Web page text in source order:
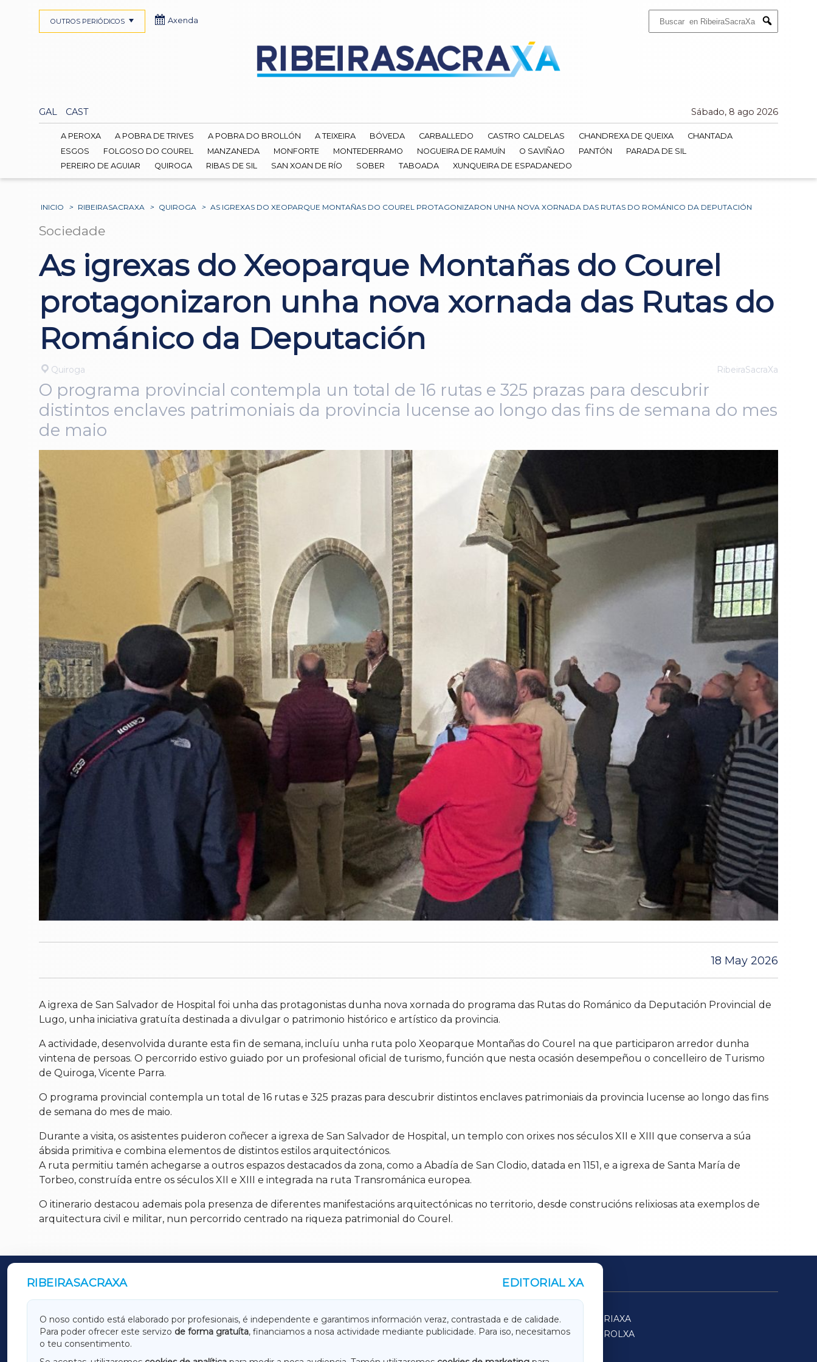
Submit
GAL CAST Sábado, 8 ago 2026
OUTROS PERIÓDICOS Axenda
A PEROXA A POBRA DE TRIVES A POBRA DO BROLLÓN A TEIXEIRA BÓVEDA CARBALLEDO CASTRO CALDELAS CHANDREXA DE QUEIXA
CHANTADA
ESGOS
FOLGOSO DO COUREL MANZANEDA MONFORTE MONTEDERRAMO NOGUEIRA DE RAMUÍN O SAVIÑAO PANTÓN
PARADA DE SIL
PEREIRO DE AGUIAR
QUIROGA RIBAS DE SIL SAN XOAN DE RÍO SOBER TABOADA XUNQUEIRA DE ESPADANEDO
INICIO > RIBEIRASACRAXA > QUIROGA > AS IGREXAS DO XEOPARQUE MONTAÑAS DO COUREL PROTAGONIZARON UNHA NOVA XORNADA DAS RUTAS DO ROMÁNICO DA DEPUTACIÓN
Sociedade
As igrexas do Xeoparque Montañas do Courel
protagonizaron unha nova xornada das Rutas do
Románico da Deputación
Quiroga RibeiraSacraXa
O programa provincial contempla un total de 16 rutas e 325 prazas para descubrir
distintos enclaves patrimoniais da provincia lucense ao longo das fins de semana do mes
de maio
18 May 2026
A igrexa de San Salvador de Hospital foi unha das protagonistas dunha nova xornada do programa das Rutas do Románico da Deputación Provincial de
Lugo, unha iniciativa gratuíta destinada a divulgar o patrimonio histórico e artístico da provincia.
A actividade, desenvolvida durante esta fin de semana, incluíu unha ruta polo Xeoparque Montañas do Courel na que participaron arredor dunha
vintena de persoas. O percorrido estivo guiado por un profesional oficial de turismo, función que nesta ocasión desempeñou o concelleiro de Turismo
de Quiroga, Vicente Parra.
O programa provincial contempla un total de 16 rutas e 325 prazas para descubrir distintos enclaves patrimoniais da provincia lucense ao longo das fins
de semana do mes de maio.
Durante a visita, os asistentes puideron coñecer a igrexa de San Salvador de Hospital, un templo con orixes nos séculos XII e XIII que conserva a súa
ábsida primitiva e combina elementos de distintos estilos arquitectónicos.
A ruta permitiu tamén achegarse a outros espazos destacados da zona, como a Abadía de San Clodio, datada en 1151, e a igrexa de Santa María de
Torbeo, construída entre os séculos XII e XIII e integrada na ruta Transrománica europea.
O itinerario destacou ademais pola presenza de diferentes manifestacións arquitectónicas no territorio, desde construcións relixiosas ata exemplos de
arquitectura civil e militar, nun percorrido centrado na riqueza patrimonial do Courel.
RIBEIRASACRAXA EDITORIAL XA
O noso contido está elaborado por profesionais, é independente e garantimos información veraz, contrastada e de calidade.
Para poder ofrecer este servizo de forma gratuíta, financiamos a nosa actividade mediante publicidade. Para iso, necesitamos
o teu consentimento.
OUTROS PERIÓDICOS
GALICIAXA LUGOXA TERRACHAXA
SARRIAXA
AMARIÑAXA
RIBEIRASACRAXA ACORUÑAXA
FERROLXA
OURENSEXA